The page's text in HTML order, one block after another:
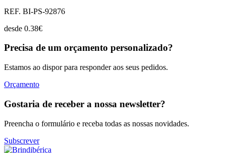
REF. BI-PS-92876
desde 0.38€
Precisa de um orçamento personalizado?
Estamos ao dispor para responder aos seus pedidos.
Orçamento
Gostaria de receber a nossa newsletter?
Preencha o formulário e receba todas as nossas novidades.
Subscrever